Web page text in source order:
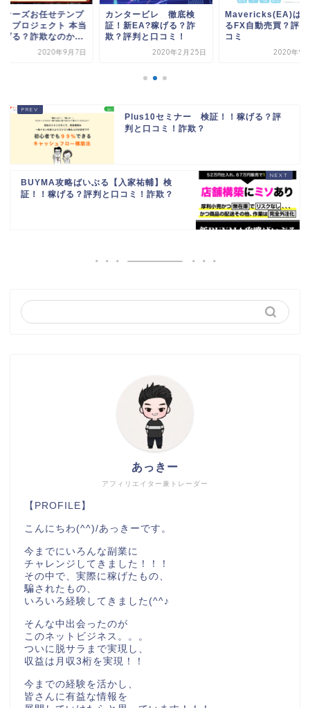
ナーズお任せテンプ
トプロジェクト 本当
げる？詐欺なのか...
2020年9月7日
カンタービレ 徹底検
証！新EA?稼げる？詐
欺？評判と口コミ！
2020年2月25日
Mavericks(EA)は
るFX自動売買？評
コミ
2020年9
Plus10セミナー 検証！！稼げる？評
判と口コミ！詐欺？
BUYMA攻略ばいぶる【入家祐輔】検
証！！稼げる？評判と口コミ！詐欺？
アフィリエイター兼トレーダー
あっきー
【PROFILE】
こんにちわ(^^)/あっきーです。
今までにいろんな副業に
チャレンジしてきました！！！
その中で、実際に稼げたもの、
騙されたもの、
いろいろ経験してきました(^^♪
そんな中出会ったのが
このネットビジネス。。。
ついに脱サラまで実現し、
収益は月収3桁を実現！！
今までの経験を活かし、
皆さんに有益な情報を